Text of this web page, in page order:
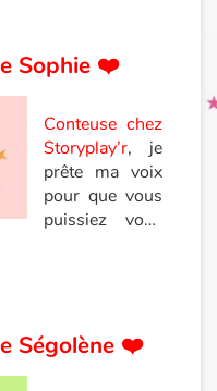
Sophie ❤️
Conteuse chez
Storyplay’r, je
prête ma voix
pour que vous
puissiez vous
Depuis près de
15 ans, je lis
Ségolène ❤️